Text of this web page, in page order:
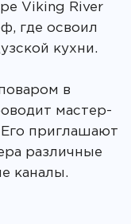
Viking River
где освоил
кухни.
в
мастер-
приглашают
различные
каналы.